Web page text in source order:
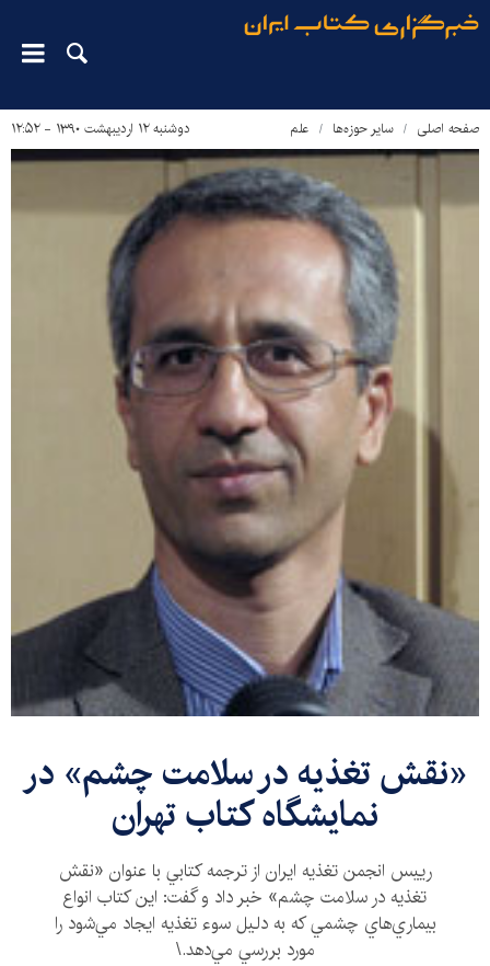
صفحه اصلی سایر حوزه‌ها علم دوشنبه ۱۲ اردیبهشت ۱۳۹۰ - ۱۲:۵۲
«نقش تغذيه در سلامت چشم» در
نمايشگاه كتاب تهران
رييس انجمن تغذيه ايران از ترجمه كتابي با عنوان «نقش
تغذيه در سلامت چشم» خبر داد و گفت: اين كتاب انواع
بيماري‌هاي چشمي كه به دليل سوء تغذيه ايجاد مي‌شود را
مورد بررسي مي‌دهد.\